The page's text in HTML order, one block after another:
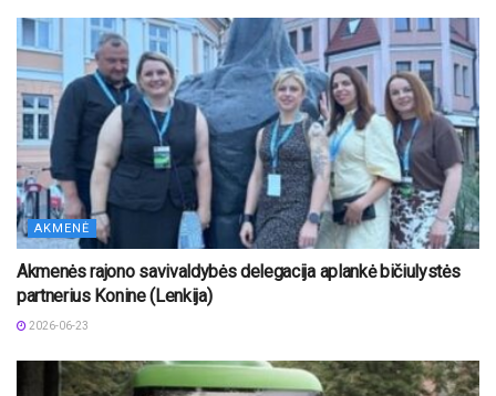
AKMENĖ
Akmenės rajono savivaldybės delegacija aplankė bičiulystės
partnerius Konine (Lenkija)
2026-06-23